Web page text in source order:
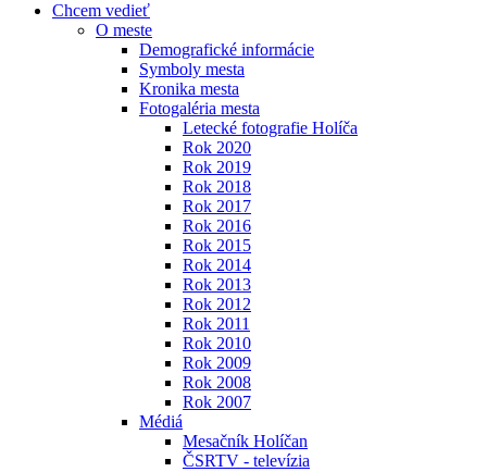
Chcem vedieť
O meste
Demografické informácie
Symboly mesta
Kronika mesta
Fotogaléria mesta
Letecké fotografie Holíča
Rok 2020
Rok 2019
Rok 2018
Rok 2017
Rok 2016
Rok 2015
Rok 2014
Rok 2013
Rok 2012
Rok 2011
Rok 2010
Rok 2009
Rok 2008
Rok 2007
Médiá
Mesačník Holíčan
ČSRTV - televízia